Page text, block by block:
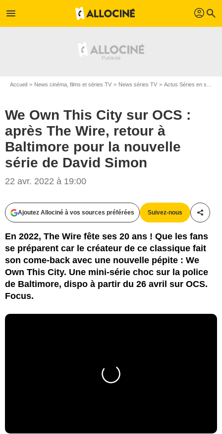
menu profil search
Accueil News cinéma, films et séries TV News séries TV Actus Séries en streaming
We Own This City sur OCS :
après The Wire, retour à
Baltimore pour la nouvelle
série de David Simon
22 avr. 2022 à 19:00
Ajoutez Allociné à vos sources préférées Suivez-nous
En 2022, The Wire fête ses 20 ans ! Que les fans
se préparent car le créateur de ce classique fait
son come-back avec une nouvelle pépite : We
Own This City. Une mini-série choc sur la police
de Baltimore, dispo à partir du 26 avril sur OCS.
Focus.